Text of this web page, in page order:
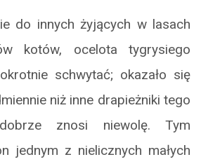
do innych żyjących w lasach
kotów, ocelota tygrysiego
schwytać; okazało się
niż inne drapieżniki tego
znosi niewolę. Tym
jednym z nielicznych małych